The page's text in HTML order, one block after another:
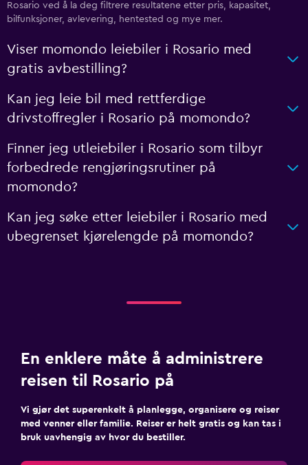
Rosario ved å la deg filtrere resultatene etter pris, kapasitet,
bilfunksjoner, avlevering, hentested og mye mer.
Viser momondo leiebiler i Rosario med
gratis avbestilling?
Kan jeg leie bil med rettferdige
drivstoffregler i Rosario på momondo?
Finner jeg utleiebiler i Rosario som tilbyr
forbedrede rengjøringsrutiner på
momondo?
Kan jeg søke etter leiebiler i Rosario med
ubegrenset kjørelengde på momondo?
En enklere måte å administrere
reisen til Rosario på
Vi gjør det superenkelt å planlegge, organisere og reiser
med venner eller familie. Reiser er helt gratis og kan tas i
bruk uavhengig av hvor du bestiller.